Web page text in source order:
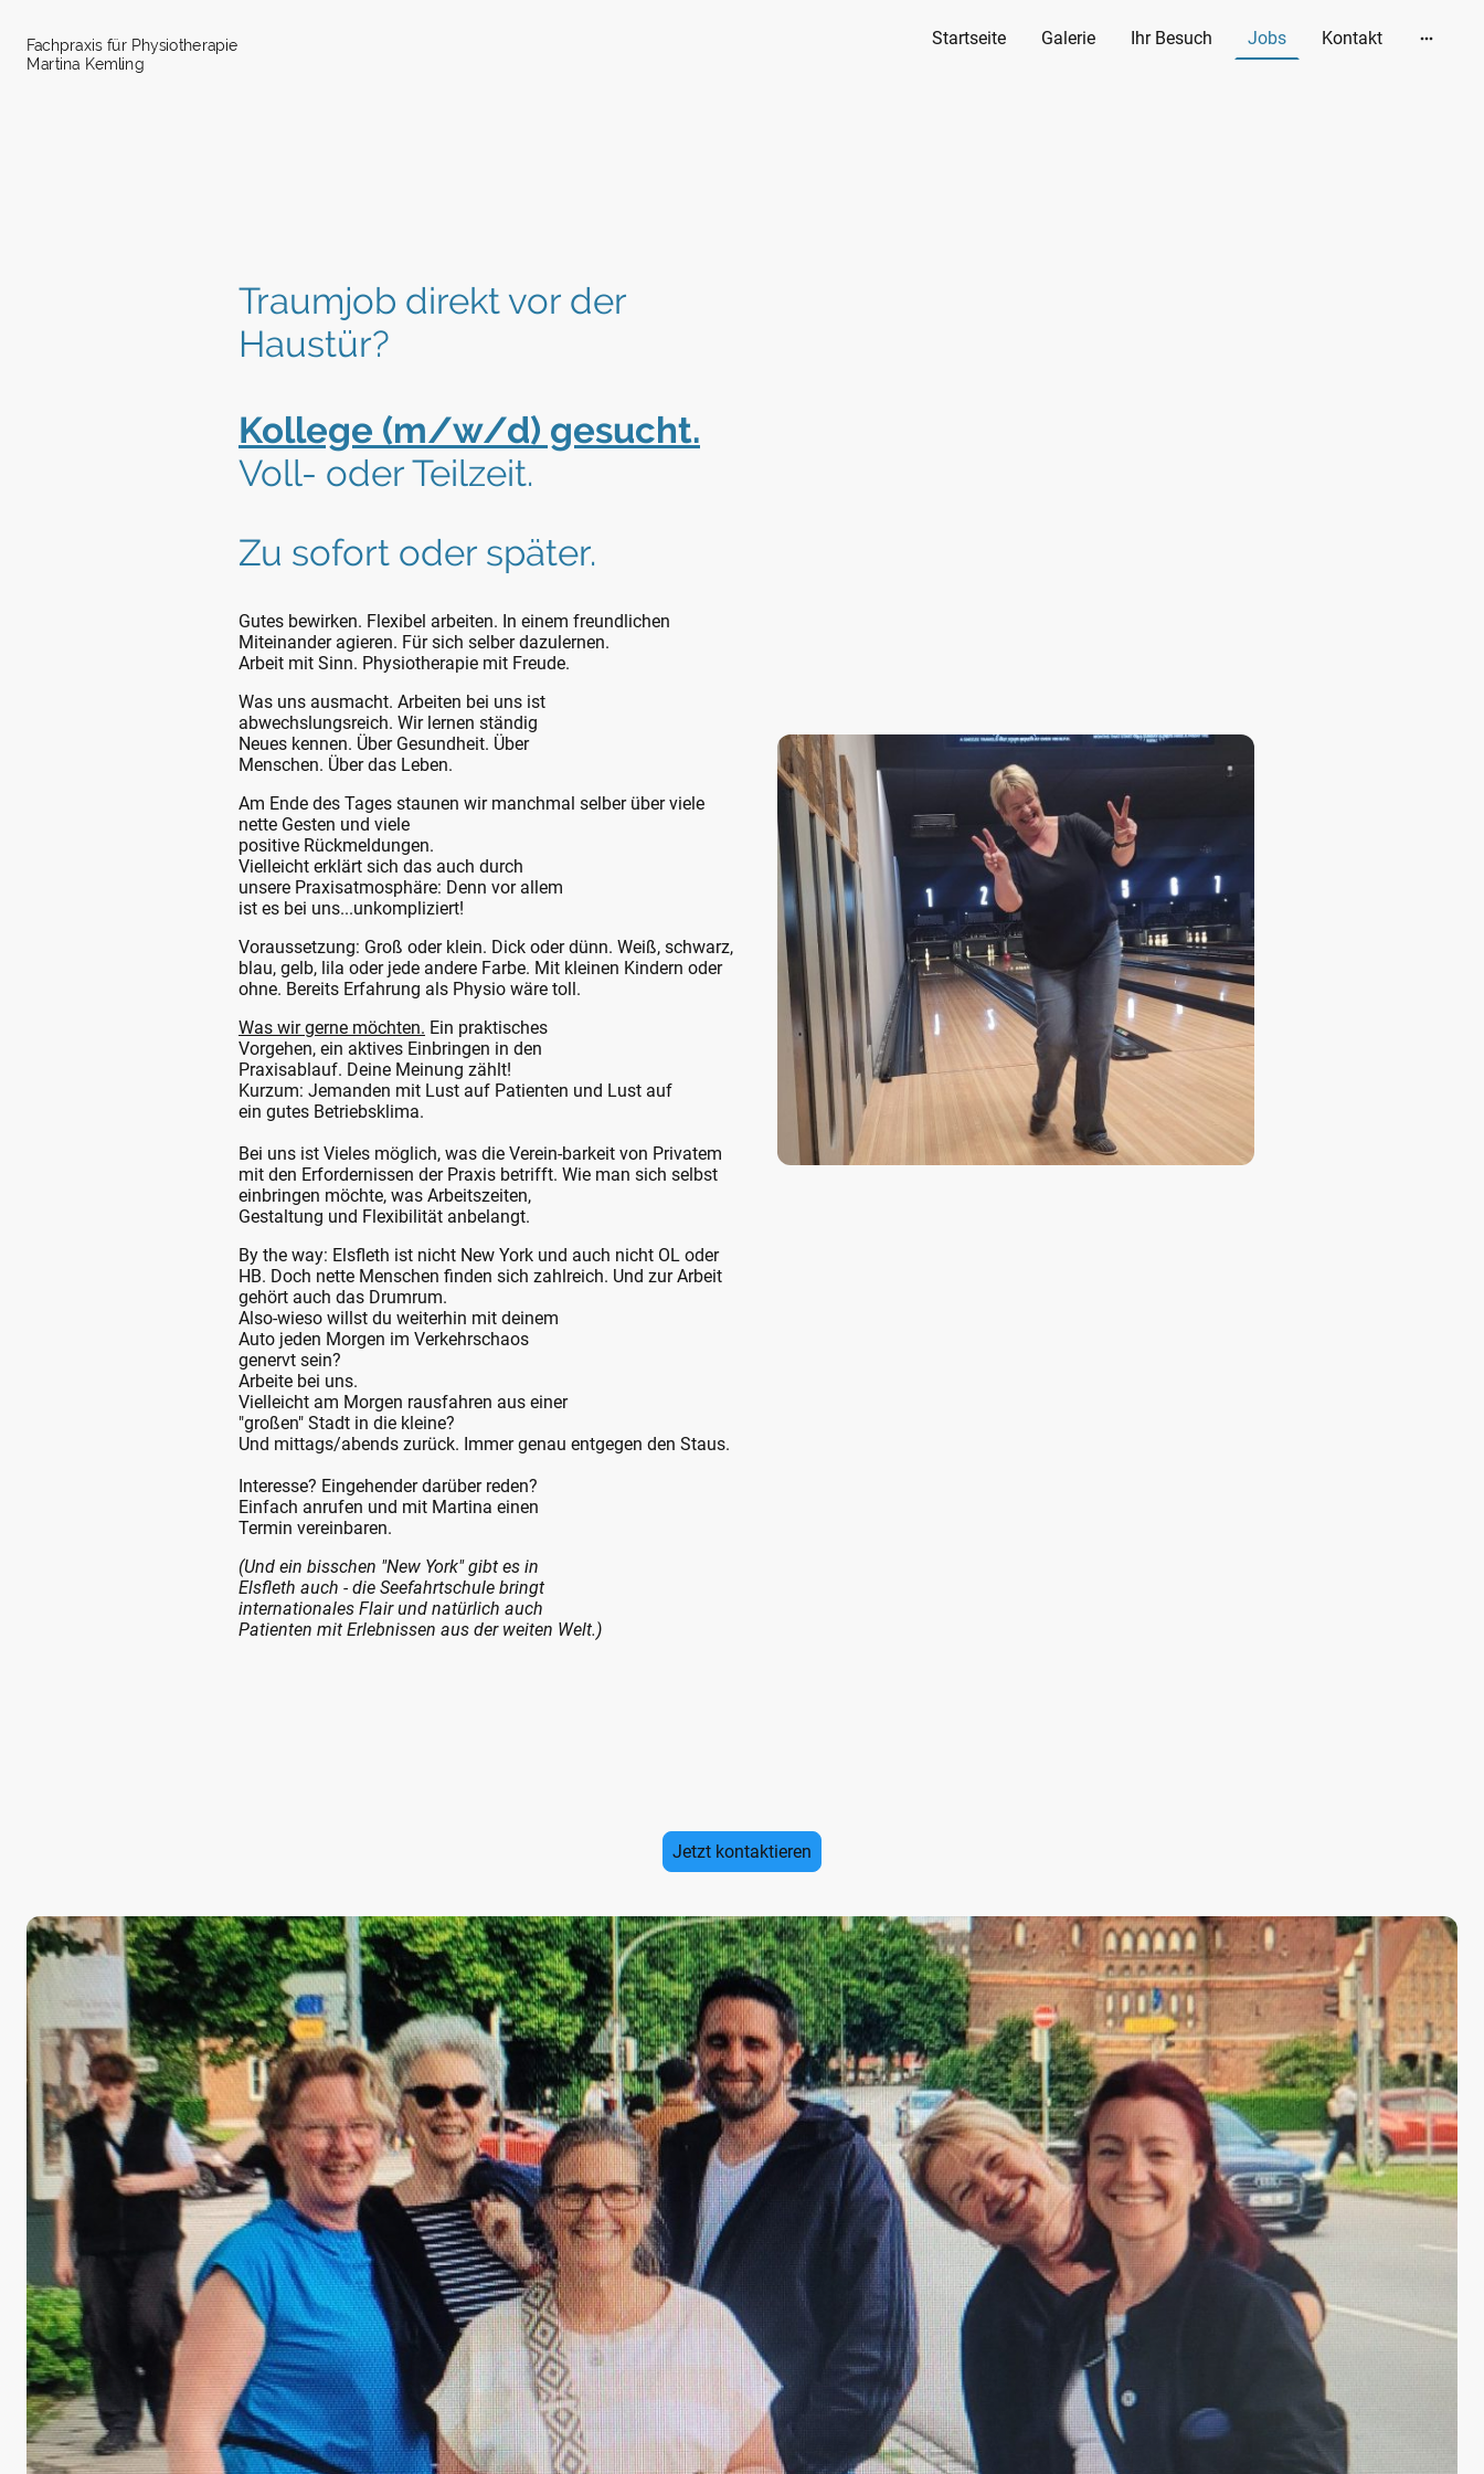
Fachpraxis für Physiotherapie
Martina Kemling
Startseite Galerie Ihr Besuch Jobs Kontakt
Traumjob direkt vor der
Haustür?
Kollege (m/w/d) gesucht.
Voll- oder Teilzeit.
Zu sofort oder später.
Gutes bewirken. Flexibel arbeiten. In einem freundlichen
Miteinander agieren. Für sich selber dazulernen.
Arbeit mit Sinn. Physiotherapie mit Freude.
Was uns ausmacht. Arbeiten bei uns ist
abwechslungsreich. Wir lernen ständig
Neues kennen. Über Gesundheit. Über
Menschen. Über das Leben.
Am Ende des Tages staunen wir manchmal selber über viele
nette Gesten und viele
positive Rückmeldungen.
Vielleicht erklärt sich das auch durch
unsere Praxisatmosphäre: Denn vor allem
ist es bei uns...unkompliziert!
Voraussetzung: Groß oder klein. Dick oder dünn. Weiß, schwarz,
blau, gelb, lila oder jede andere Farbe. Mit kleinen Kindern oder
ohne. Bereits Erfahrung als Physio wäre toll.
Was wir gerne möchten. Ein praktisches
Vorgehen, ein aktives Einbringen in den
Praxisablauf. Deine Meinung zählt!
Kurzum: Jemanden mit Lust auf Patienten und Lust auf
ein gutes Betriebsklima.
Bei uns ist Vieles möglich, was die Verein-barkeit von Privatem
mit den Erfordernissen der Praxis betrifft. Wie man sich selbst
einbringen möchte, was Arbeitszeiten,
Gestaltung und Flexibilität anbelangt.
By the way: Elsfleth ist nicht New York und auch nicht OL oder
HB. Doch nette Menschen finden sich zahlreich. Und zur Arbeit
gehört auch das Drumrum.
Also-wieso willst du weiterhin mit deinem
Auto jeden Morgen im Verkehrschaos
genervt sein?
Arbeite bei uns.
Vielleicht am Morgen rausfahren aus einer
"großen" Stadt in die kleine?
Und mittags/abends zurück. Immer genau entgegen den Staus.
Interesse? Eingehender darüber reden?
Einfach anrufen und mit Martina einen
Termin vereinbaren.
(Und ein bisschen "New York" gibt es in
Elsfleth auch - die Seefahrtschule bringt
internationales Flair und natürlich auch
Patienten mit Erlebnissen aus der weiten Welt.)
Jetzt kontaktieren